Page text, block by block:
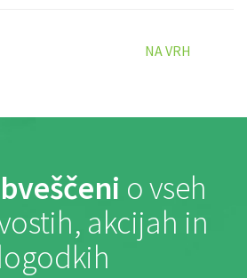
NA VRH
o vseh
akcijah in